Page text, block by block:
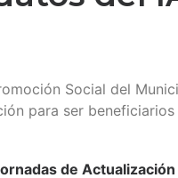
Social del
para ser
de